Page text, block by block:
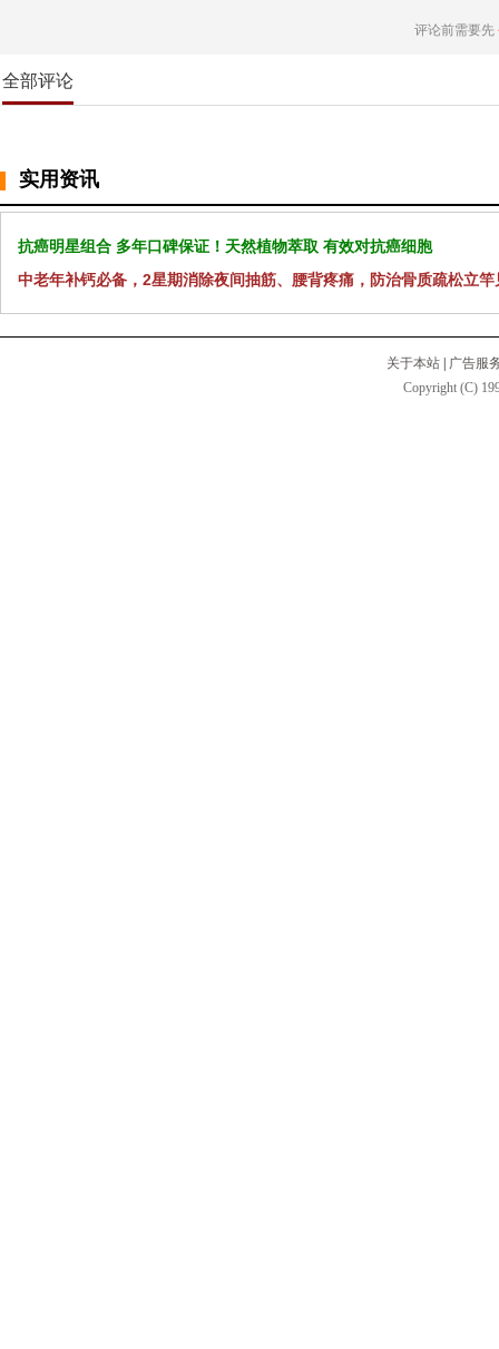
评论前需要先
全部评论
实用资讯
抗癌明星组合 多年口碑保证！天然植物萃取 有效对抗癌细胞
中老年补钙必备，2星期消除夜间抽筋、腰背疼痛，防治骨质疏松立竿
关于本站
广告服
Copyright (C)